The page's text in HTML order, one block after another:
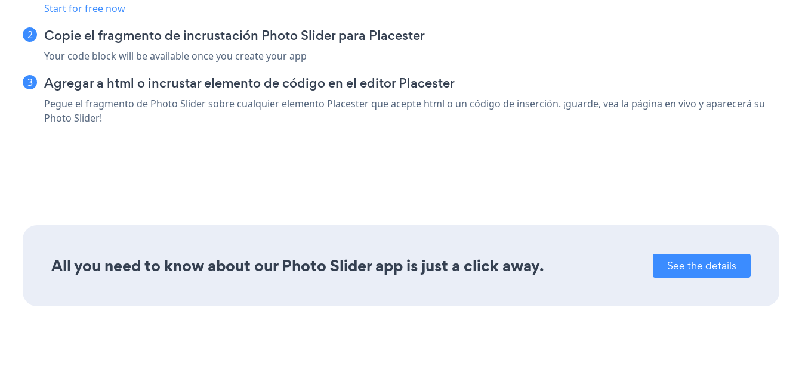
Start for free now
Copie el fragmento de incrustación Photo Slider para Placester
Your code block will be available once you create your app
Agregar a html o incrustar elemento de código en el editor Placester
Pegue el fragmento de Photo Slider sobre cualquier elemento Placester que acepte html o un código de inserción. ¡guarde, vea la página en vivo y aparecerá su
Photo Slider!
All you need to know about our Photo Slider app is just a click away. See the details